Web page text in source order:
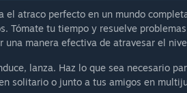
el atraco perfecto en un mundo
Tómate tu tiempo y resuelve
una manera efectiva de atravesar el
lanza. Haz lo que sea necesario
solitario o junto a tus amigos en